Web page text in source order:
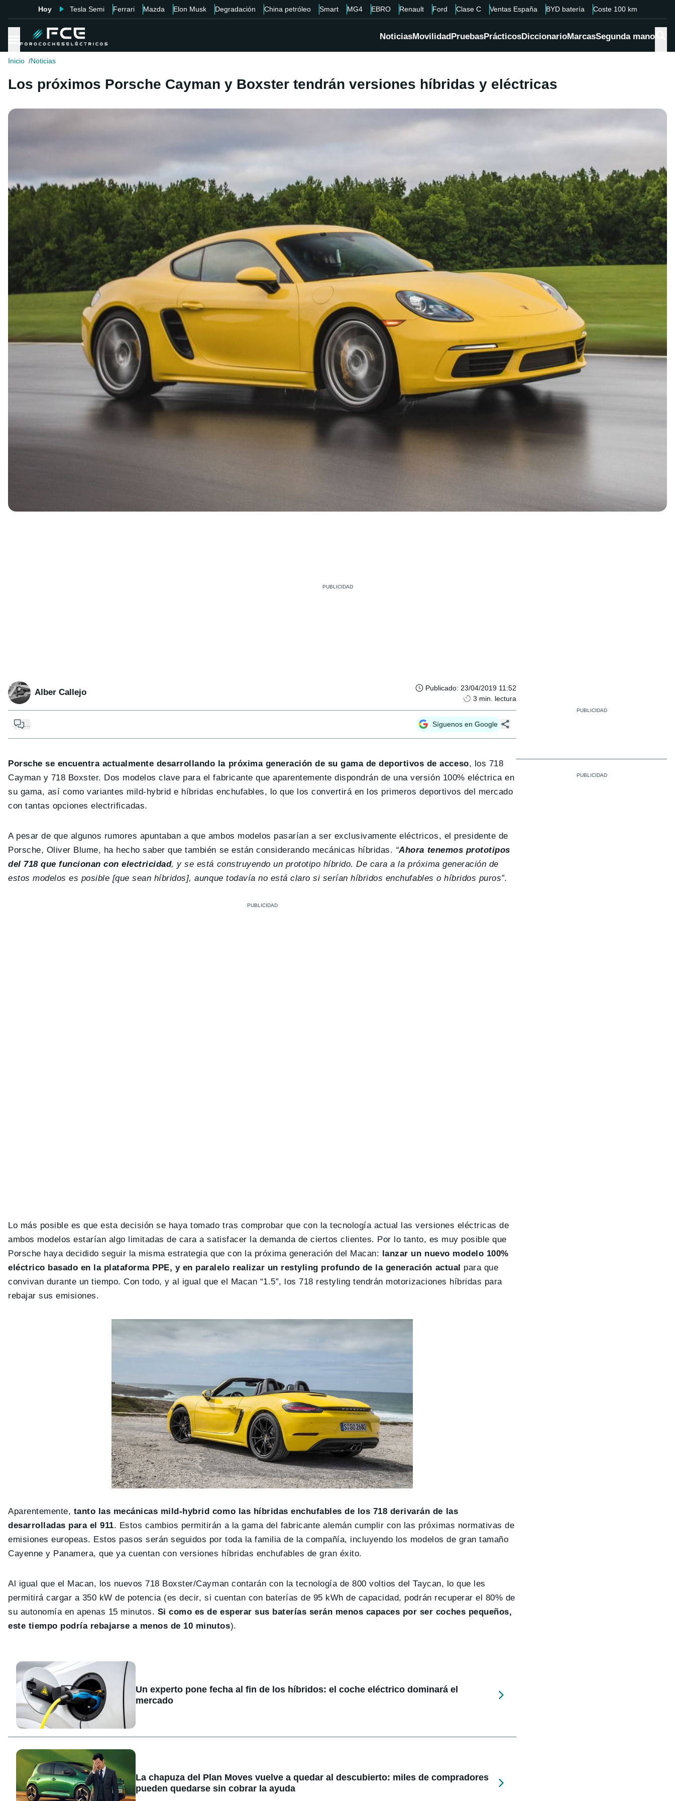
Hoy Tesla Semi Ferrari Mazda Elon Musk Degradación China petróleo Smart MG4 EBRO Renault Ford Clase C Ventas España BYD batería Coste 100 km
NoticiasMovilidadPruebasPrácticosDiccionarioMarcasSegunda mano
Inicio Noticias
Los próximos Porsche Cayman y Boxster tendrán versiones híbridas y eléctricas
Alber Callejo Publicado: 23/04/2019 11:52
3 min. lectura
Síguenos en Google
Porsche se encuentra actualmente desarrollando la próxima generación de su gama de deportivos de acceso, los 718
Cayman y 718 Boxster. Dos modelos clave para el fabricante que aparentemente dispondrán de una versión 100% eléctrica en
su gama, así como variantes mild-hybrid e híbridas enchufables, lo que los convertirá en los primeros deportivos del mercado
con tantas opciones electrificadas.
A pesar de que algunos rumores apuntaban a que ambos modelos pasarían a ser exclusivamente eléctricos, el presidente de
Porsche, Oliver Blume, ha hecho saber que también se están considerando mecánicas híbridas. “Ahora tenemos prototipos
del 718 que funcionan con electricidad, y se está construyendo un prototipo híbrido. De cara a la próxima generación de
estos modelos es posible [que sean híbridos], aunque todavía no está claro si serían híbridos enchufables o híbridos puros”.
Lo más posible es que esta decisión se haya tomado tras comprobar que con la tecnología actual las versiones eléctricas de
ambos modelos estarían algo limitadas de cara a satisfacer la demanda de ciertos clientes. Por lo tanto, es muy posible que
Porsche haya decidido seguir la misma estrategia que con la próxima generación del Macan: lanzar un nuevo modelo 100%
eléctrico basado en la plataforma PPE, y en paralelo realizar un restyling profundo de la generación actual para que
convivan durante un tiempo. Con todo, y al igual que el Macan “1.5”, los 718 restyling tendrán motorizaciones híbridas para
rebajar sus emisiones.
Aparentemente, tanto las mecánicas mild-hybrid como las híbridas enchufables de los 718 derivarán de las
desarrolladas para el 911. Estos cambios permitirán a la gama del fabricante alemán cumplir con las próximas normativas de
emisiones europeas. Estos pasos serán seguidos por toda la familia de la compañía, incluyendo los modelos de gran tamaño
Cayenne y Panamera, que ya cuentan con versiones híbridas enchufables de gran éxito.
Al igual que el Macan, los nuevos 718 Boxster/Cayman contarán con la tecnología de 800 voltios del Taycan, lo que les
permitirá cargar a 350 kW de potencia (es decir, si cuentan con baterías de 95 kWh de capacidad, podrán recuperar el 80% de
su autonomía en apenas 15 minutos. Si como es de esperar sus baterías serán menos capaces por ser coches pequeños,
este tiempo podría rebajarse a menos de 10 minutos).
Un experto pone fecha al fin de los híbridos: el coche eléctrico dominará el
mercado
La chapuza del Plan Moves vuelve a quedar al descubierto: miles de compradores
pueden quedarse sin cobrar la ayuda